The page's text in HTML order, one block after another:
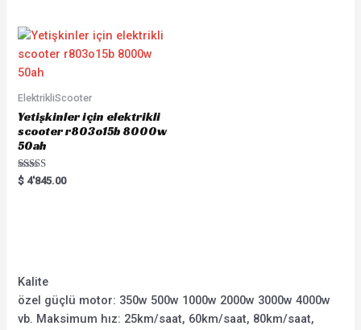
ElektrikliScooter
Yetişkinler için elektrikli
scooter r803o15b 8000w
50ah
Rated
5.00
$ 4'845.00
Kalite
özel güçlü motor: 350w 500w 1000w 2000w 3000w 4000w
vb. Maksimum hız: 25km/saat, 60km/saat, 80km/saat,